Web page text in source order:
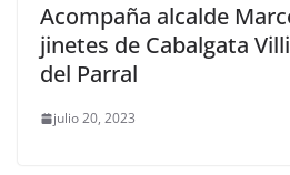
Acompaña alcalde
jinetes de Cabalgata
del Parral
julio 20, 2023